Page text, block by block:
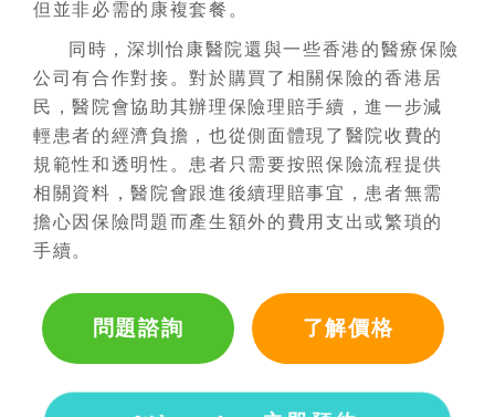
但並非必需的康複套餐。
同時，深圳怡康醫院還與一些香港的醫療保險
公司有合作對接。對於購買了相關保險的香港居
民，醫院會協助其辦理保險理賠手續，進一步減
輕患者的經濟負擔，也從側面體現了醫院收費的
規範性和透明性。患者只需要按照保險流程提供
相關資料，醫院會跟進後續理賠事宜，患者無需
擔心因保險問題而產生額外的費用支出或繁瑣的
手續。
問題諮詢 了解價格